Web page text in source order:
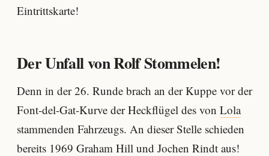
Eintrittskarte!
Der Unfall von Rolf Stommelen!
Denn in der 26. Runde brach an der Kuppe vor der
Font-del-Gat-Kurve der Heckflügel des von Lola
stammenden Fahrzeugs. An dieser Stelle schieden
bereits 1969 Graham Hill und Jochen Rindt aus!